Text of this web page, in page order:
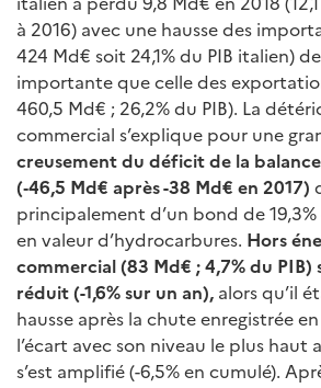
à 2016) avec une hausse des
424 Md€ soit 24,1% du PIB italien)
importante que celle des
460,5 Md€ ; 26,2% du PIB). La
commercial s’explique pour une
creusement du déficit de la
(‑46,5 Md€ après -38 Md€ en 2017)
principalement d’un bond de
en valeur d’hydrocarbures. Hors
commercial (83 Md€ ; 4,7% du PIB)
réduit (-1,6% sur un an), alors qu’il
hausse après la chute enregistrée en
l’écart avec son niveau le plus haut
s’est amplifié (-6,5% en cumulé).